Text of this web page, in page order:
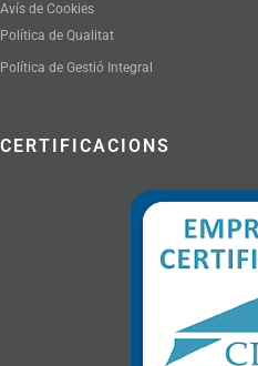
Avís de Cookies
Política de Qualitat
Política de Gestió Integral
CERTIFICACIONS